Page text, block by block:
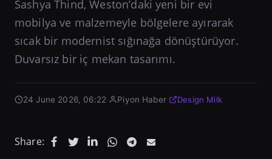
Sashya Thind, Weston’daki yeni bir evi
mobilya ve malzemeyle bölgelere ayırarak
sıcak bir modernist sığınağa dönüştürüyor.
Duvarsız bir iç mekan tasarımı.
24 June 2026, 06:22 Piyon Haber· Design Milk
Share: